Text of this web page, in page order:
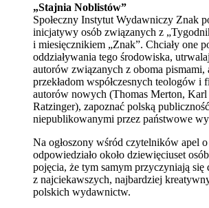
„Stajnia Noblistów”
Społeczny Instytut Wydawniczy Znak
inicjatywy osób związanych z
i miesięcznikiem „Znak”. Chciały one
oddziaływania tego środowiska,
autorów związanych z oboma pismami,
przekładom współczesnych teologów
autorów nowych (Thomas Merton, Karl
Ratzinger), zapoznać polską
niepublikowanymi przez państwowe
Na ogłoszony wśród czytelników apel
odpowiedziało około dziewięciuset
pojęcia, że tym samym przyczyniają się
z najciekawszych, najbardziej
polskich wydawnictw.